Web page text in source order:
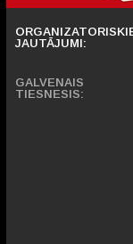
JAUTĀJUMI:
GALVENAIS
TIESNESIS: